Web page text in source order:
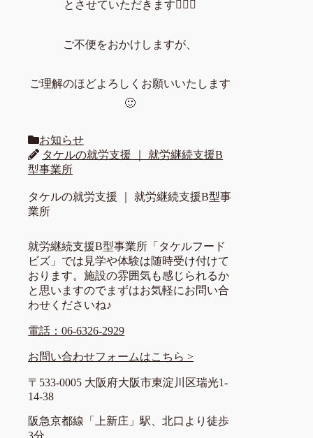
とさせていただきます🙇🏻‍♀️
ご不便をおかけしますが、
ご理解のほどよろしくお願いいたします
🙂
お知らせ
タケルの就労支援 ｜ 就労継続支援B
型事業所
タケルの就労支援 ｜ 就労継続支援B型事
業所
就労継続支援B型事業所「タケルフード
ビズ」では見学や体験は随時受け付けて
おります。施設の雰囲気も感じられるか
と思いますのでまずはお気軽にお問い合
わせくださいね♪
電話：06-6326-2929
お問い合わせフォームはこちら >
〒533-0005 大阪府大阪市東淀川区瑞光1-
14-38
阪急京都線「上新庄」駅、北口より徒歩
3分